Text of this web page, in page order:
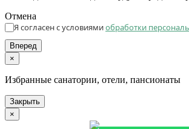
Отмена
Я согласен с условиямиобработки
Вперед
×
Избранные санатории, отели, пансионаты
Закрыть
×